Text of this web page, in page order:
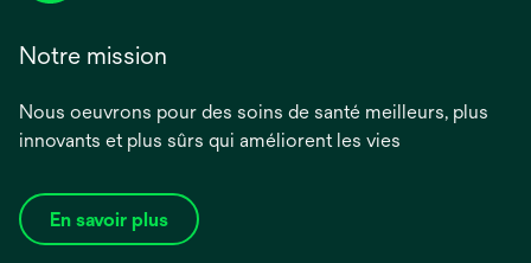
Notre mission
Nous oeuvrons pour des soins de santé meilleurs, plus
innovants et plus sûrs qui améliorent les vies
En savoir plus